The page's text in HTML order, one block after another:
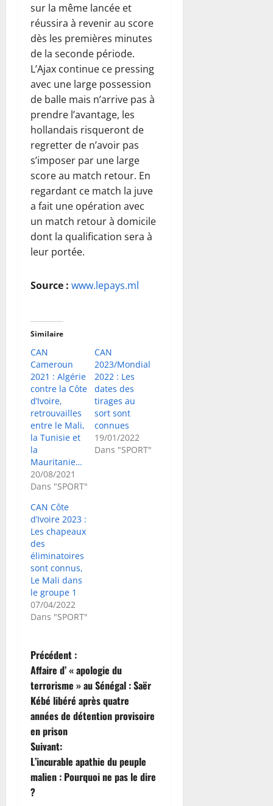
sur la même lancée et
réussira à revenir au score
dès les premières minutes
de la seconde période.
L’Ajax continue ce pressing
avec une large possession
de balle mais n’arrive pas à
prendre l’avantage, les
hollandais risqueront de
regretter de n’avoir pas
s’imposer par une large
score au match retour. En
regardant ce match la juve
a fait une opération avec
un match retour à domicile
dont la qualification sera à
leur portée.
Source : www.lepays.ml
Similaire
CAN
Cameroun
2021 : Algérie
contre la Côte
d’Ivoire,
retrouvailles
entre le Mali,
la Tunisie et
la
Mauritanie…
20/08/2021
Dans "SPORT"
CAN
2023/Mondial
2022 : Les
dates des
tirages au
sort sont
connues
19/01/2022
Dans "SPORT"
CAN Côte
d’Ivoire 2023 :
Les chapeaux
des
éliminatoires
sont connus,
Le Mali dans
le groupe 1
07/04/2022
Dans "SPORT"
N
a
v
i
g
a
Précédent :
Affaire d’ « apologie du
terrorisme » au Sénégal : Saër
Kébé libéré après quatre
années de détention provisoire
en prison
Suivant:
L’incurable apathie du peuple
malien : Pourquoi ne pas le dire
?